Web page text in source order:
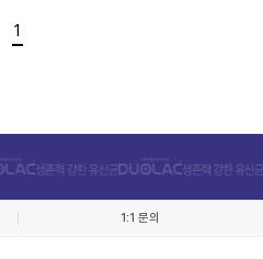
1
1:1 문의